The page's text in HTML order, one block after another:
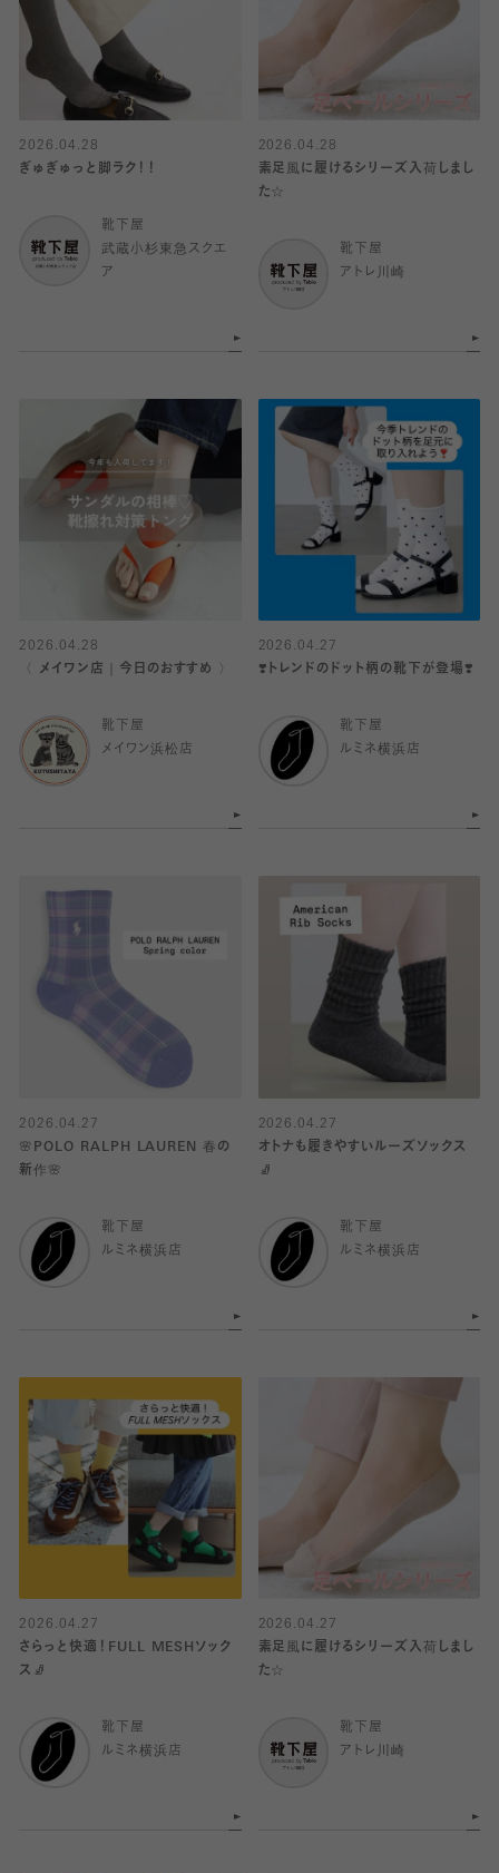
2026.04.28
ぎゅぎゅっと脚ラク！！
靴下屋
武蔵小杉東急スクエ
ア
2026.04.28
素足風に履けるシリーズ入荷しまし
た☆
靴下屋
アトレ川崎
2026.04.28
〈 メイワン店｜今日のおすすめ 〉
靴下屋
メイワン浜松店
2026.04.27
❣️トレンドのドット柄の靴下が登場❣️
靴下屋
ルミネ横浜店
2026.04.27
🌸POLO RALPH LAUREN 春の
新作🌸
靴下屋
ルミネ横浜店
2026.04.27
オトナも履きやすいルーズソックス
🧦
靴下屋
ルミネ横浜店
2026.04.27
さらっと快適！FULL MESHソック
ス🧦
靴下屋
ルミネ横浜店
2026.04.27
素足風に履けるシリーズ入荷しまし
た☆
靴下屋
アトレ川崎